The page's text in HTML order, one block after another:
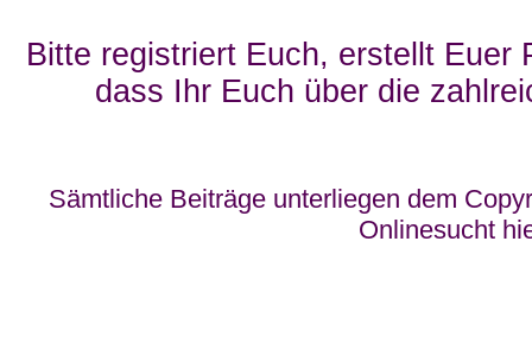
Bitte registriert Euch, erstellt Euer
dass Ihr Euch über die
Sämtliche Beiträge unterliegen dem
Onlinesucht